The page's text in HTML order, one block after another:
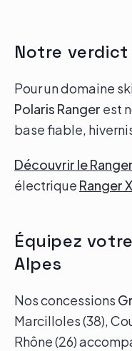
Notre verdict
Pour un domaine
Polaris Ranger est
base fiable,
Découvrir le
électrique Ranger
Équipez
Alpes
Nos concessions
Marcilloles (38),
Rhône (26)